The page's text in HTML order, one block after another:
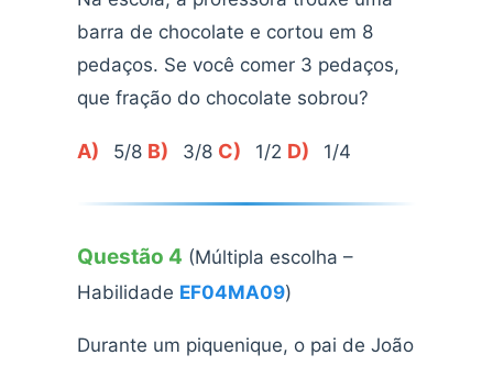
barra de chocolate e cortou em 8
pedaços. Se você comer 3 pedaços,
que fração do chocolate sobrou?
A) 5/8 B) 3/8 C) 1/2 D) 1/4
Questão 4 (Múltipla escolha –
Habilidade EF04MA09)
Durante um piquenique, o pai de João